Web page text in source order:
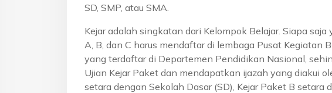
SD, SMP, atau SMA.
Kejar adalah singkatan dari Kelompok Belajar. Siapa
A, B, dan C harus mendaftar di lembaga Pusat Kegiatan
yang terdaftar di Departemen Pendidikan Nasional,
Ujian Kejar Paket dan mendapatkan ijazah yang diakui
setara dengan Sekolah Dasar (SD), Kejar Paket B setara